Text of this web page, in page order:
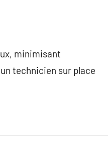
minimisant
technicien sur place